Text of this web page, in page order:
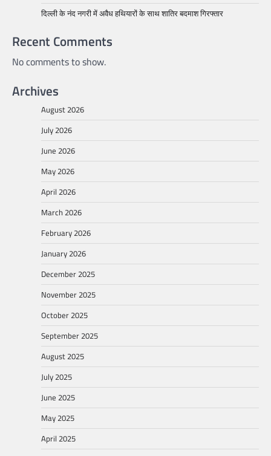
दिल्ली के नंद नगरी में अवैध हथियारों के साथ शातिर बदमाश गिरफ्तार
Recent Comments
No comments to show.
Archives
August 2026
July 2026
June 2026
May 2026
April 2026
March 2026
February 2026
January 2026
December 2025
November 2025
October 2025
September 2025
August 2025
July 2025
June 2025
May 2025
April 2025